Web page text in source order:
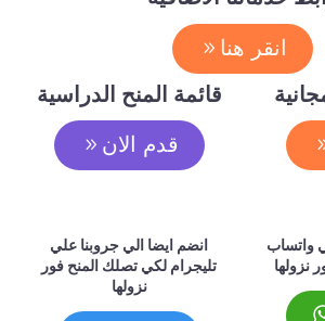
انقر هنا
قائمة المنح الدراسية
قدم الان
واتساب
نزولها
انضم ايضا الي جروبنا علي
تليجرام لكي تصلك المنح فور
نزولها